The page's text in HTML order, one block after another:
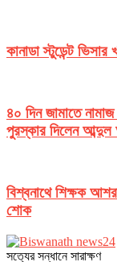
কানাডা স্টুডেন্ট
৪০ দিন জামাতে
পুরস্কার দিলেন
বিশ্বনাথে শিক্ষক
শোক
সত‌্যের সন্ধানে সারাক্ষণ